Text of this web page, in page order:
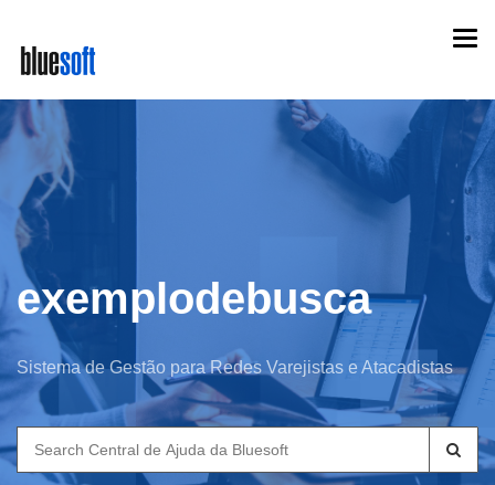
main
content
exemplodebusca
Sistema de Gestão para Redes Varejistas e Atacadistas
Search
for: